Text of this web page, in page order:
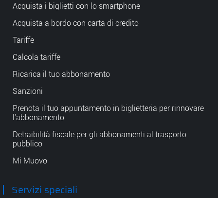
Acquista i biglietti con lo smartphone
Acquista a bordo con carta di credito
Tariffe
Calcola tariffe
Ricarica il tuo abbonamento
Sanzioni
Prenota il tuo appuntamento in biglietteria per rinnovare
l'abbonamento
Detraibilità fiscale per gli abbonamenti al trasporto
pubblico
Mi Muovo
Servizi speciali